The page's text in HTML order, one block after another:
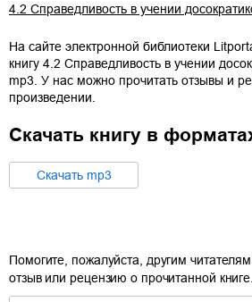
4.2 Справедливость в учении
На сайте электронной библиотеки
книгу 4.2 Справедливость в учении
mp3 . У нас можно прочитать отзывы и
произведении.
Скачать книгу в
Cкачать mp3
Помогите, пожалуйста, другим
отзыв или рецензию о прочитанной книге.